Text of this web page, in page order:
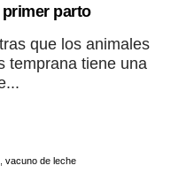
parto
que los animales
temprana tiene una
vacuno de leche